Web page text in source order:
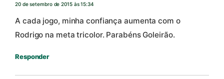
20 de setembro de 2015 às 15:34
A cada jogo, minha confiança aumenta com o
Rodrigo na meta tricolor. Parabéns Goleirão.
Responder